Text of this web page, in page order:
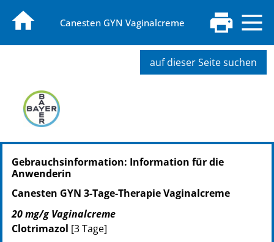
Canesten GYN Vaginalcreme
auf dieser Seite suchen
PZN: 01540307
PPN: 110154030791
NTIN: 04150015403078
Gebrauchsinformation: Information für die
Anwenderin
Canesten GYN 3-Tage-Therapie Vaginalcreme
20 mg/g Vaginalcreme
Clotrimazol [3 Tage]